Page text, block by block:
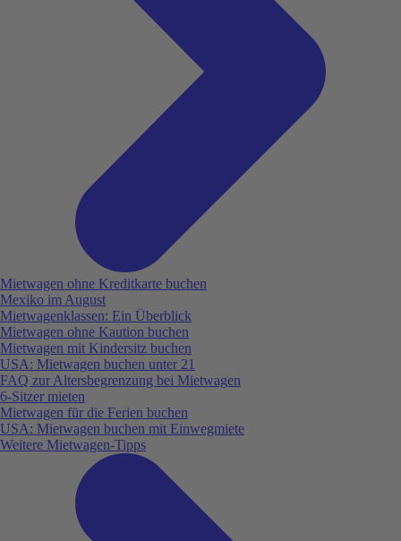
Mietwagen ohne Kreditkarte buchen
Mexiko im August
Mietwagenklassen: Ein Überblick
Mietwagen ohne Kaution buchen
Mietwagen mit Kindersitz buchen
USA: Mietwagen buchen unter 21
FAQ zur Altersbegrenzung bei Mietwagen
6-Sitzer mieten
Mietwagen für die Ferien buchen
USA: Mietwagen buchen mit Einwegmiete
Weitere Mietwagen-Tipps